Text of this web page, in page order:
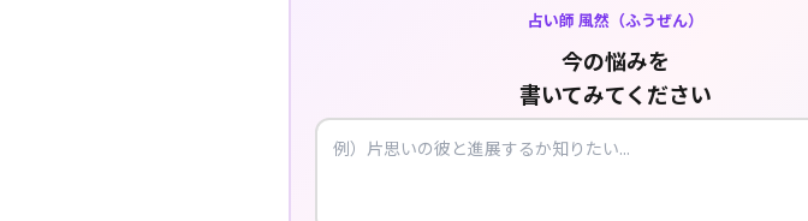
占い師 風然（ふうぜん）
今の悩みを
書いてみてください